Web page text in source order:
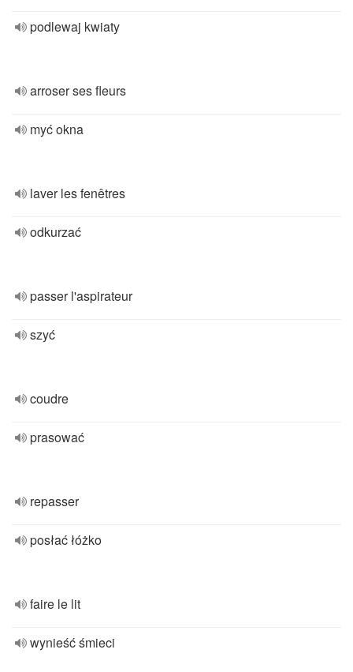
podlewaj kwiaty
arroser ses fleurs
myć okna
laver les fenêtres
odkurzać
passer l'aspirateur
szyć
coudre
prasować
repasser
posłać łóżko
faire le lit
wynieść śmieci